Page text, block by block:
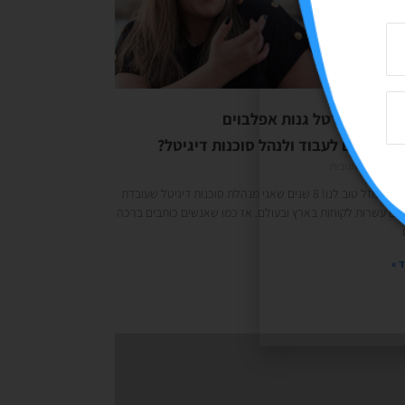
להכיר- אורטל גנות אפלבוים
מגיעים לעבוד ולנהל סוכנות דיגיטל?
אין תגובות
מזל טוב לי! מזל טוב לנו! 8 שנים שאני מנהלת סוכנות דיגיטל שעובדת
עם עשרות לקוחות בארץ ובעולם. אז כמו שאנשים כותבים ברכה
»